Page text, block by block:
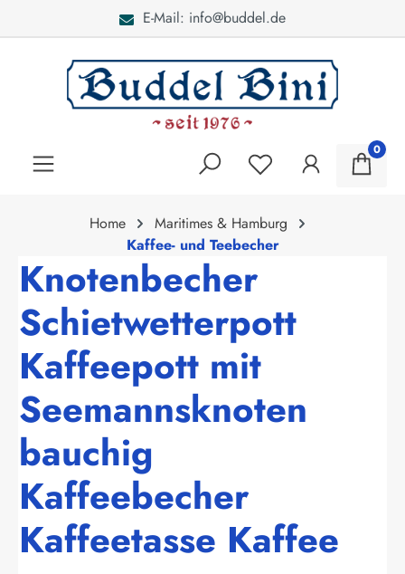
E-Mail: info@buddel.de
0
Home
Maritimes & Hamburg
Kaffee- und Teebecher
Knotenbecher
Schietwetterpott
Kaffeepott mit
Seemannsknoten
bauchig
Kaffeebecher
Kaffeetasse Kaffee